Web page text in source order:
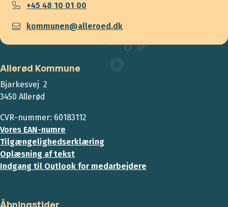
+45 48 10 01 00
kommunen@alleroed.dk
Allerød Kommune
Bjarkesvej 2
3450 Allerød
CVR-nummer: 60183112
Vores EAN-numre
Tilgængelighedserklæring
Oplæsning af tekst
Indgang til Outlook for medarbejdere
Åbningstider